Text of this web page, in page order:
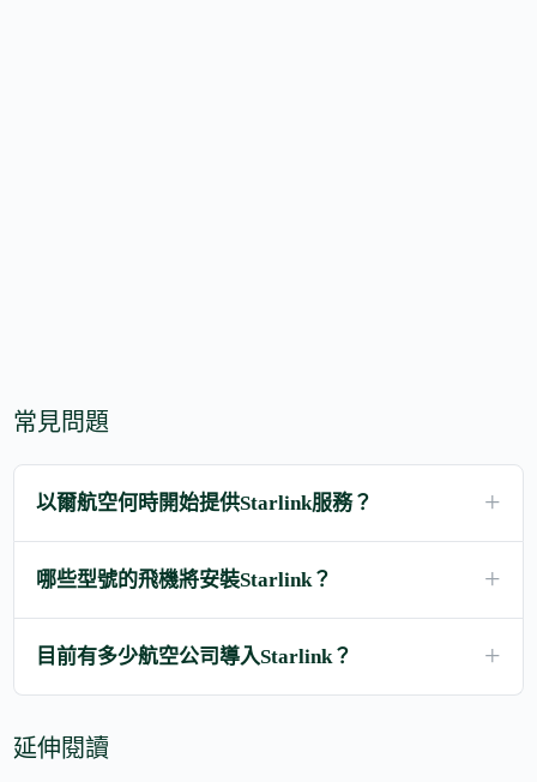
常見問題
以爾航空何時開始提供Starlink服務？
哪些型號的飛機將安裝Starlink？
目前有多少航空公司導入Starlink？
延伸閱讀